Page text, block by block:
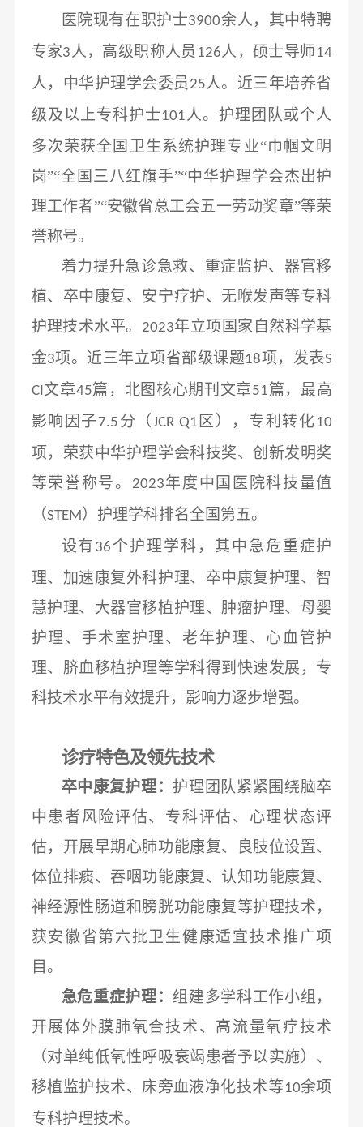
医院现有在职护士3900余人，其中特聘
专家3人，高级职称人员 126人，硕士导师 14
人，中华护理学会委员 25人。近三年培养省
级及以上专科护士 101人。护理团队或个人
多次荣获全国卫生系统护理专业“巾帼文明
岗”“全国三八红旗手”“中华护理学会杰出护
理工作者”“安徽省总工会五一劳动奖章”等荣
誉称号。
着力提升急诊急救、重症监护、器官移
植、卒中康复、安宁疗护、无喉发声等专科
护理技术水平。
2023年立项国家自然科学基
金3项。近三年立项省部级课题18项，发表S
CI文章45篇，北图核心期刊文章51篇，最高
影响因子 7.5 分（JCR Q1 区），专利转化 10
项，荣获中华护理学会科技奖、创新发明奖
等荣誉称号。
2023年度中国医院科技量值
（STEM）护理学科排名全国第五。
设有 36 个护理学科，其中急危重症护
理、加速康复外科护理、卒中康复护理、智
慧护理、大器官移植护理、肿瘤护理、母婴
护理、手术室护理、老年护理、心血管护
理、脐血移植护理等学科得到快速发展，专
科技术水平有效提升，影响力逐步增强。
诊疗特色及领先技术
卒中康复护理： 护理团队紧紧围绕脑卒
中患者风险评估、专科评估、心理状态评
估，开展早期心肺功能康复、良肢位设置、
体位排痰、吞咽功能康复、认知功能康复、
神经源性肠道和膀胱功能康复等护理技术，
获安徽省第六批卫生健康适宜技术推广项
目。
急危重症护理： 组建多学科工作小组，
开展体外膜肺氧合技术、高流量氧疗技术
（对单纯低氧性呼吸衰竭患者予以实施）、
移植监护技术、床旁血液净化技术等10余项
专科护理技术。